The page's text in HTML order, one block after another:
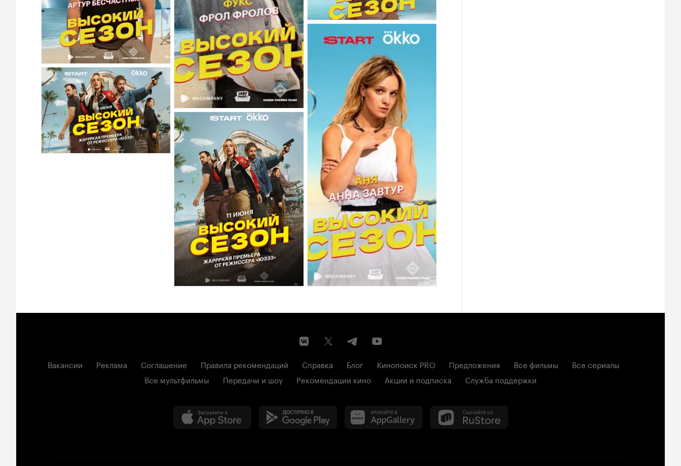
Вакансии Реклама Соглашение Правила рекомендаций Справка Блог Кинопоиск PRO Предложения Все фильмы
Все сериалы
Все мультфильмы
Передачи и шоу Рекомендации кино Акции и подписка Служба поддержки